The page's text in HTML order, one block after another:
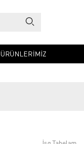
ÜRÜNLERİMİZ